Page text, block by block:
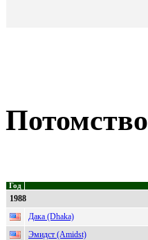
Потомство
Год
1988
Дака (Dhaka)
Эмидст (Amidst)